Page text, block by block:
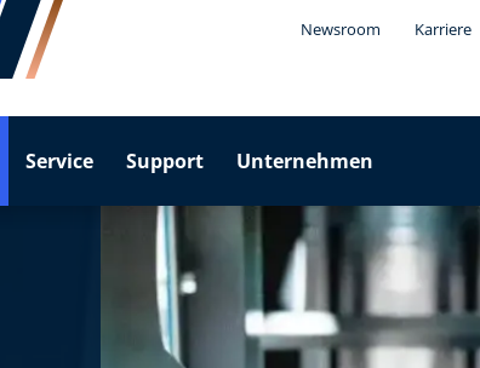
Newsroom Karriere
Service Support Unternehmen